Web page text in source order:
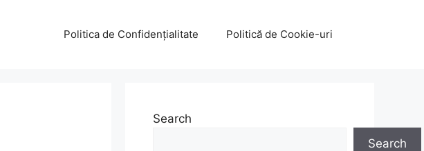
Politica de Confidențialitate Politică de Cookie-uri
Search
Search